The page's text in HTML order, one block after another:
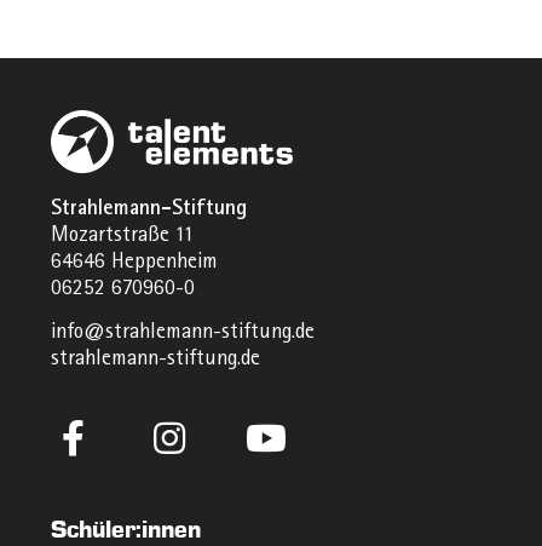
Strahlemann-Stiftung
Mozartstraße 11
64646 Heppenheim
06252 670960-0
info@strahlemann-stiftung.de
strahlemann-stiftung.de
Schüler:innen